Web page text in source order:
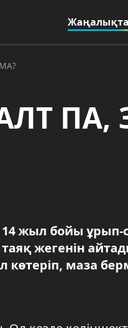
ПА,
жыл бойы
жегенін
көтеріп, маза